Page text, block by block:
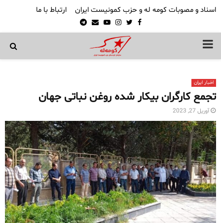
اسناد و مصوبات کومه له و حزب کمونیست ایران ارتباط با ما
Facebook
Twitter
Instagram
Youtube
Email
Telegram
PRIMARY
اخبار ایران
تجمع کارگران بیکار شده روغن نباتی جهان
آوریل 27, 2023